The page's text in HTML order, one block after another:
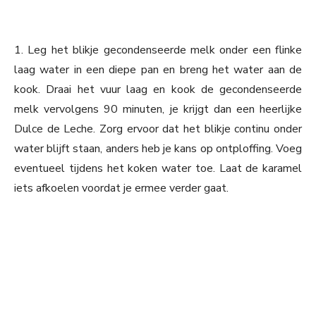
1. Leg het blikje gecondenseerde melk onder een flinke
laag water in een diepe pan en breng het water aan de
kook. Draai het vuur laag en kook de gecondenseerde
melk vervolgens 90 minuten, je krijgt dan een heerlijke
Dulce de Leche. Zorg ervoor dat het blikje continu onder
water blijft staan, anders heb je kans op ontploffing. Voeg
eventueel tijdens het koken water toe. Laat de karamel
iets afkoelen voordat je ermee verder gaat.